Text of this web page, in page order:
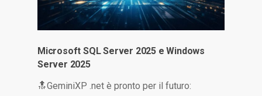
Microsoft SQL Server 2025 e Windows
Server 2025
🔝GeminiXP .net è pronto per il futuro: